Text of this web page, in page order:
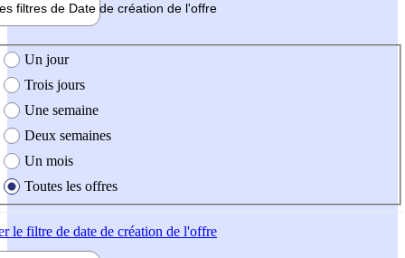
filtres de Date de création de l'offre
création de l'offre
Un jour
Trois jours
Une semaine
Deux semaines
Un mois
Toutes les offres
le filtre de date de création de l'offre